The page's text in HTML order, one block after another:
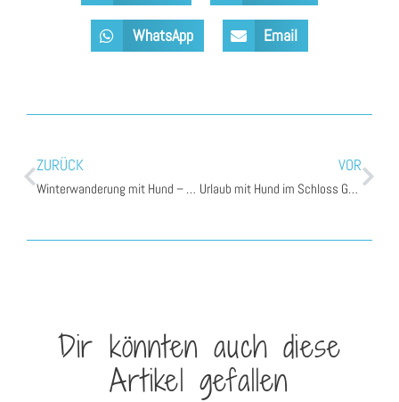
WhatsApp Email
ZURÜCK
Winterwanderung mit Hund – Che und Bono stapfen auf den Schöpfl
VOR
Urlaub mit Hund im Schloss Gabelhofen
Dir könnten auch diese
Artikel gefallen